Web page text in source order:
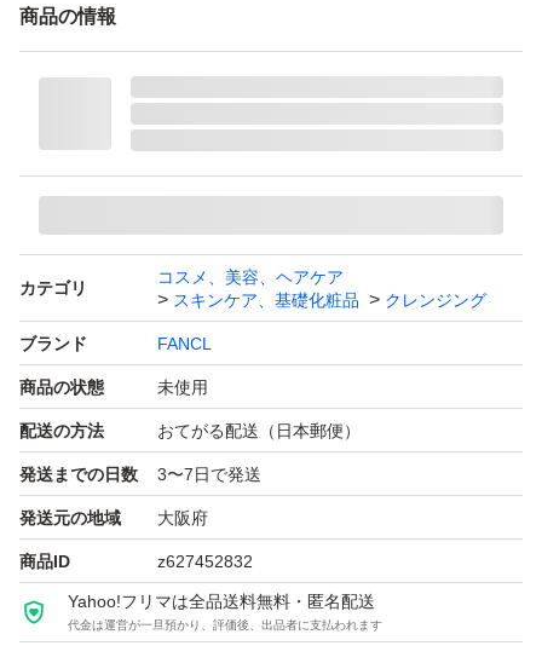
商品の情報
カテゴリ
コスメ、美容、ヘアケア
スキンケア、基礎化粧品
クレンジング
ブランド FANCL
商品の状態 未使用
配送の方法 おてがる配送（日本郵便）
発送までの日数 3〜7日で発送
発送元の地域 大阪府
商品ID z627452832
Yahoo!フリマは全品送料無料・匿名配送
代金は運営が一旦預かり、評価後、出品者に支払われます